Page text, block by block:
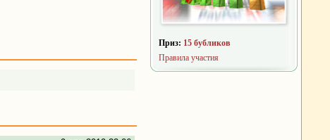
Приз: 15 бубликов
Правила участия